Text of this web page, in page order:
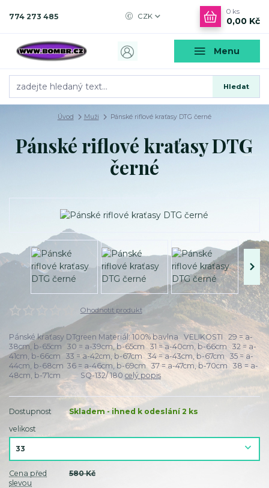
Menu
CZK
Hledat
774 273 485
0 ks
0,00 Kč
Úvod Muži Pánské riflové kraťasy DTG černé
Pánské riflové kraťasy DTG
černé
Ohodnotit produkt
Pánské kraťasy DTgreen Materiál: 100% bavlna VELIKOSTI 29 = a-
38cm, b-65cm 30 = a-39cm, b-65cm 31 = a-40cm, b-66cm 32 = a-
41cm, b-66cm 33 = a-42cm, b-67cm 34 = a-43cm, b-67cm 35 = a-
44cm, b-68cm 36 = a-46cm, b-69cm 37 = a-47cm, b-70cm 38 = a-
48cm, b-71cm SQ-132/ 180 celý popis
Dostupnost
Skladem - ihned k odeslání 2 ks
velikost
Cena před
slevou
580 Kč